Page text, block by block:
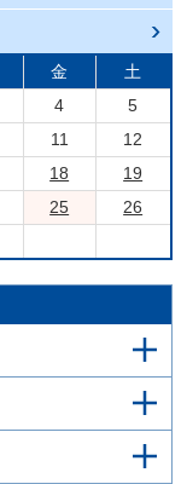
次の
進む
金
土
4
5
11
12
18
19
25
26